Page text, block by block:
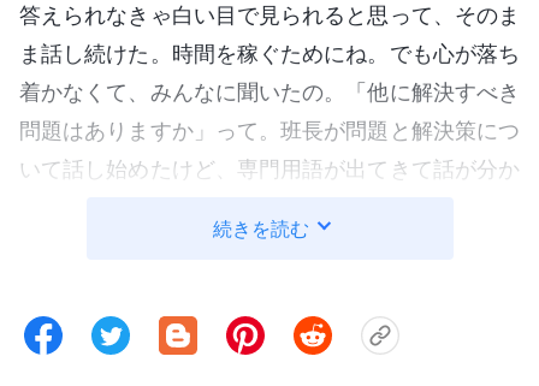
答えられなきゃ白い目で見られると思って、そのま
ま話し続けた。時間を稼ぐためにね。でも心が落ち
着かなくて、みんなに聞いたの。「他に解決すべき
問題はありますか」って。班長が問題と解決策につ
いて話し始めたけど、専門用語が出てきて話が分か
じまい。解決策が見つからなければ、働きが進まな
だけど何も知らないから、きっと恥をさらす。しば
らく考えて、何も言わないことにした。その後、あ
続きを読む